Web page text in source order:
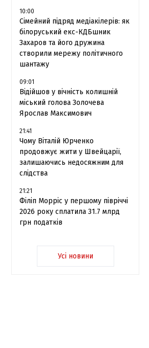
10:00
Сімейний підряд медіакілерів: як
білоруський екс-КДБшник
Захаров та його дружина
створили мережу політичного
шантажу
09:01
Відійшов у вічність колишній
міський голова Золочева
Ярослав Максимович
21:41
Чому Віталій Юрченко
продовжує жити у Швейцарії,
залишаючись недосяжним для
слідства
21:21
Філіп Морріс у першому півріччі
2026 року сплатила 31.7 млрд
грн податків
Усі новини